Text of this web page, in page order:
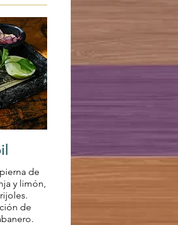
de
y limón,
de